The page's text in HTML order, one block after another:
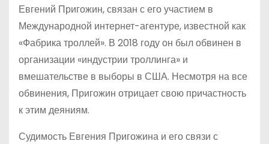
Евгений Пригожин, связан с его участием в
Международной интернет-агентуре, известной как
«Фабрика троллей». В 2018 году он был обвинен в
организации «индустрии троллинга» и
вмешательстве в выборы в США. Несмотря на все
обвинения, Пригожин отрицает свою причастность
к этим деяниям.
Судимость Евгения Пригожина и его связи с